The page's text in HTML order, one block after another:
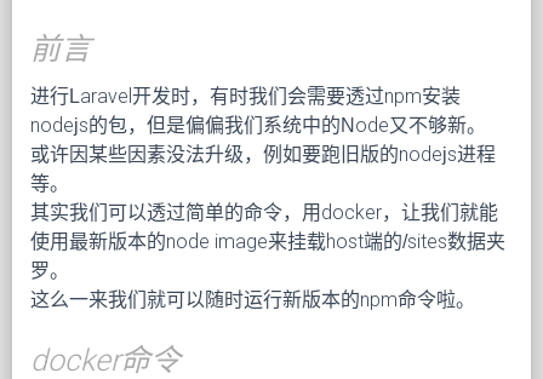
前言
进行Laravel开发时，有时我们会需要透过npm安装
nodejs的包，但是偏偏我们系统中的Node又不够新。
或许因某些因素没法升级，例如要跑旧版的nodejs进程
等。
其实我们可以透过简单的命令，用docker，让我们就能
使用最新版本的node image来挂载host端的/sites数据夹
罗。
这么一来我们就可以随时运行新版本的npm命令啦。
docker命令